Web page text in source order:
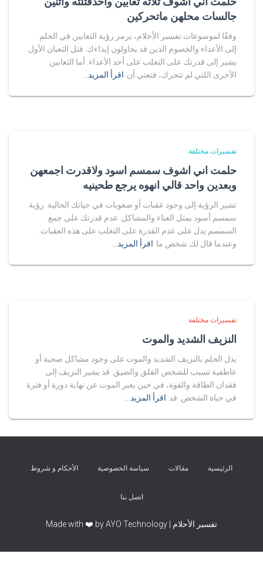
جالسات محلهن ماتحركين
وفقًا لموسوعات تفسير الأحلام، يرمز رؤية الثعابين في الحلم
إلى الأعداء والخصوم الذين قد يحاولون إيذاءك. قتل الثعبان الأول
يشير إلى قدرتك على التغلب على أحد الأعداء. أما الثعابين
الأخرى اللتي لم تتحرك، فتعني أن اقرأ المزيد…
تفسيرات مختلفة
حلمت اني اشوف سمسم اسود ولاقدرت اجمعهن
وبعدين واحد قالي انهوه يرجع طحينيه
تشير الرؤية إلى وجود عقبات أو صعوبات في حياتك الحالية. رؤية
سمسم أسود يمثل العناء والمشاكل. عدم قدرتك على جمع
السمسم يدل على عدم القدرة على التغلب على هذه العقبات.
وعندما قال لك شخص ما اقرأ المزيد…
تفسيرات مختلفة
النزيف الشديد والموت
يدل الحلم بالنزيف الشديد والموت على وجود مشاكل صحية أو
عاطفية تسبب للشخص القلق والضيق. قد يشير النزيف إلى
فقدان الطاقة والقوة، في حين يعبر الموت عن نهاية دورة أو فترة
في حياة الشخص. قد اقرأ المزيد…
الرئيسية مقالات سياسة الخصوصية الأحكام و شروط
اتصل بنا
تفسير الأحلام | Made with ❤️ by AYO Technology